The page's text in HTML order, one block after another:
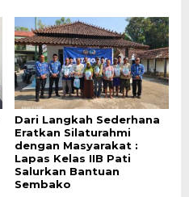
Dari Langkah Sederhana
Eratkan Silaturahmi
dengan Masyarakat :
Lapas Kelas IIB Pati
Salurkan Bantuan
Sembako